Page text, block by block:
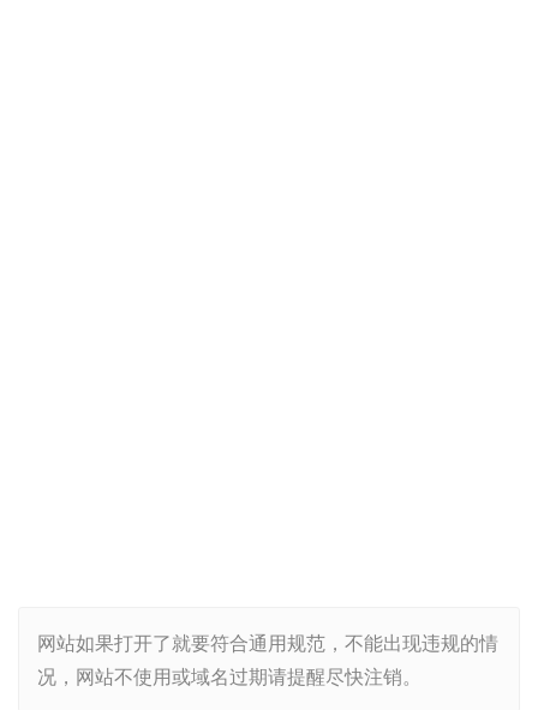
网站如果打开了就要符合通用规范，不能出现违规的情
况，网站不使用或域名过期请提醒尽快注销。